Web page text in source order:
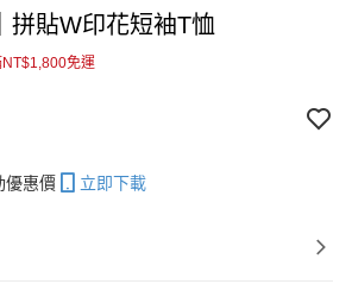
拼貼W印花短袖T恤
免運
優惠價 立即下載